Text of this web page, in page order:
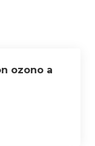
ozono a